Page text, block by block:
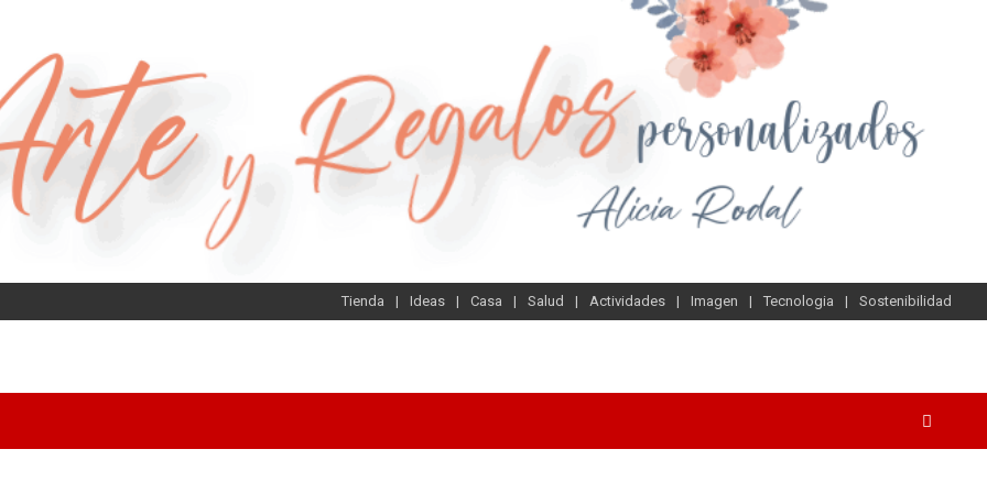
Tienda Ideas Casa Salud Actividades Imagen Tecnologia Sostenibilidad